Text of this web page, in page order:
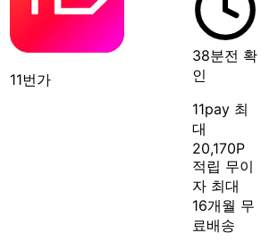
11번가
38분전 확
인
11pay 최
대
20,170P
적립 무이
자 최대
16개월 무
료배송